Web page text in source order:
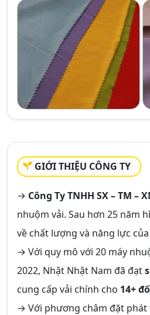
GIỚI THIỆU CÔNG TY
→ Công Ty TNHH SX – TM –
nhuộm vải. Sau hơn 25 năm
về chất lượng và năng lực
→ Với quy mô với 20 máy
2022, Nhật Nhật Nam đã đạt
cung cấp vải chính cho 14+
→ Với phương châm đặt